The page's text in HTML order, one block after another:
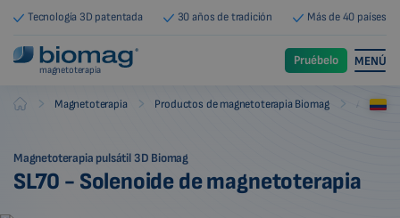
Tecnología 3D patentada 30 años de tradición Más de 40 países
magnetoterapia
Pruébelo MENÚ
Biomag Magnetoterapia Productos de magnetoterapia Biomag
Magnetoterapia pulsátil 3D Biomag
SL70 - Solenoide de magnetoterapia